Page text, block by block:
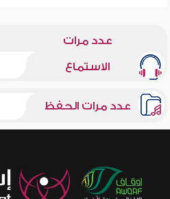
عدد مرات
الاستماع
عدد مرات الحفظ